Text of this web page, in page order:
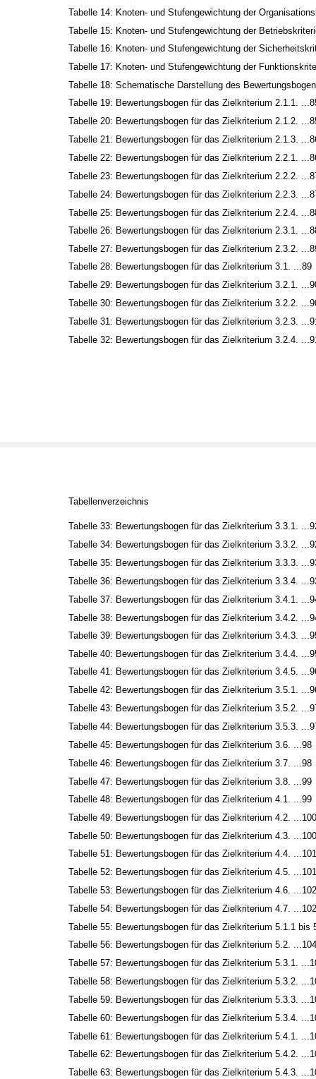
Tabelle 14: Knoten- und Stufengewichtung der
Tabelle 15: Knoten- und Stufengewichtung der
Tabelle 16: Knoten- und Stufengewichtung der
Tabelle 17: Knoten- und Stufengewichtung der
Tabelle 18: Schematische Darstellung des
Tabelle 19: Bewertungsbogen für das Zielkriterium 2.1.1.
Tabelle 20: Bewertungsbogen für das Zielkriterium 2.1.2.
Tabelle 21: Bewertungsbogen für das Zielkriterium 2.1.3.
Tabelle 22: Bewertungsbogen für das Zielkriterium 2.2.1.
Tabelle 23: Bewertungsbogen für das Zielkriterium 2.2.2.
Tabelle 24: Bewertungsbogen für das Zielkriterium 2.2.3.
Tabelle 25: Bewertungsbogen für das Zielkriterium 2.2.4.
Tabelle 26: Bewertungsbogen für das Zielkriterium 2.3.1.
Tabelle 27: Bewertungsbogen für das Zielkriterium 2.3.2.
Tabelle 28: Bewertungsbogen für das Zielkriterium 3.1. ...89
Tabelle 29: Bewertungsbogen für das Zielkriterium 3.2.1.
Tabelle 30: Bewertungsbogen für das Zielkriterium 3.2.2.
Tabelle 31: Bewertungsbogen für das Zielkriterium 3.2.3.
Tabelle 32: Bewertungsbogen für das Zielkriterium 3.2.4.
Tabellenverzeichnis
Tabelle 33: Bewertungsbogen für das Zielkriterium 3.3.1.
Tabelle 34: Bewertungsbogen für das Zielkriterium 3.3.2.
Tabelle 35: Bewertungsbogen für das Zielkriterium 3.3.3.
Tabelle 36: Bewertungsbogen für das Zielkriterium 3.3.4.
Tabelle 37: Bewertungsbogen für das Zielkriterium 3.4.1.
Tabelle 38: Bewertungsbogen für das Zielkriterium 3.4.2.
Tabelle 39: Bewertungsbogen für das Zielkriterium 3.4.3.
Tabelle 40: Bewertungsbogen für das Zielkriterium 3.4.4.
Tabelle 41: Bewertungsbogen für das Zielkriterium 3.4.5.
Tabelle 42: Bewertungsbogen für das Zielkriterium 3.5.1.
Tabelle 43: Bewertungsbogen für das Zielkriterium 3.5.2.
Tabelle 44: Bewertungsbogen für das Zielkriterium 3.5.3.
Tabelle 45: Bewertungsbogen für das Zielkriterium 3.6. ...98
Tabelle 46: Bewertungsbogen für das Zielkriterium 3.7. ...98
Tabelle 47: Bewertungsbogen für das Zielkriterium 3.8. ...99
Tabelle 48: Bewertungsbogen für das Zielkriterium 4.1. ...99
Tabelle 49: Bewertungsbogen für das Zielkriterium 4.2. ...100
Tabelle 50: Bewertungsbogen für das Zielkriterium 4.3. ...100
Tabelle 51: Bewertungsbogen für das Zielkriterium 4.4. ...101
Tabelle 52: Bewertungsbogen für das Zielkriterium 4.5. ...101
Tabelle 53: Bewertungsbogen für das Zielkriterium 4.6. ...102
Tabelle 54: Bewertungsbogen für das Zielkriterium 4.7. ...102
Tabelle 55: Bewertungsbogen für das Zielkriterium 5.1.1 bis
Tabelle 56: Bewertungsbogen für das Zielkriterium 5.2. ...104
Tabelle 57: Bewertungsbogen für das Zielkriterium 5.3.1.
Tabelle 58: Bewertungsbogen für das Zielkriterium 5.3.2.
Tabelle 59: Bewertungsbogen für das Zielkriterium 5.3.3.
Tabelle 60: Bewertungsbogen für das Zielkriterium 5.3.4.
Tabelle 61: Bewertungsbogen für das Zielkriterium 5.4.1.
Tabelle 62: Bewertungsbogen für das Zielkriterium 5.4.2.
Tabelle 63: Bewertungsbogen für das Zielkriterium 5.4.3.